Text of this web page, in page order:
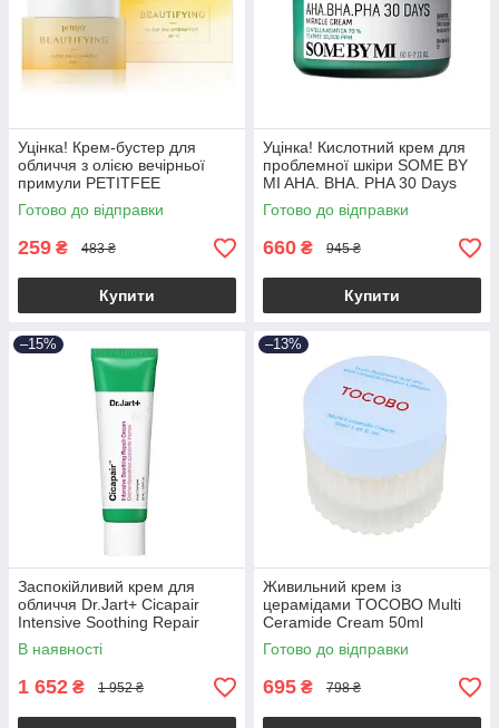
Уцінка! Крем-бустер для
обличчя з олією вечірньої
примули PETITFEE
Beautifying Glow On Hydration
50ml (до 01.11.2026)
Готово до відправки
259 ₴ 483 ₴
Купити
Уцінка! Кислотний крем для
проблемної шкіри SOME BY
MI AHA. BHA. PHA 30 Days
Miracle Cream 60ml
(Прим'яте паковання!)
Готово до відправки
660 ₴ 945 ₴
Купити
–15%
Заспокійливий крем для
обличчя Dr.Jart+ Cicapair
Intensive Soothing Repair
Cream 50ml
В наявності
1 652 ₴ 1 952 ₴
–13%
Живильний крем із
церамідами TOCOBO Multi
Ceramide Cream 50ml
Готово до відправки
695 ₴ 798 ₴